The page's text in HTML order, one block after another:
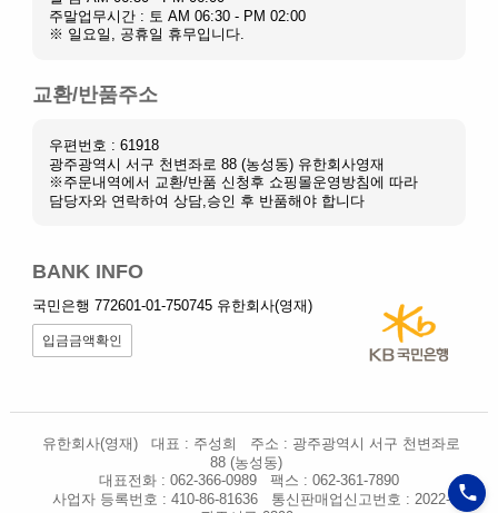
주말업무시간 : 토 AM 06:30 - PM 02:00
※ 일요일, 공휴일 휴무입니다.
교환/반품주소
우편번호 : 61918
광주광역시 서구 천변좌로 88 (농성동) 유한회사영재
※주문내역에서 교환/반품 신청후 쇼핑몰운영방침에 따라
담당자와 연락하여 상담,승인 후 반품해야 합니다
BANK INFO
국민은행 772601-01-750745 유한회사(영재)
입금금액확인
유한회사(영재) 대표 : 주성희
주소 : 광주광역시 서구 천변좌로
88 (농성동)
대표전화 : 062-366-0989
팩스 : 062-361-7890
사업자 등록번호 : 410-86-81636
통신판매업신고번호 : 2022-